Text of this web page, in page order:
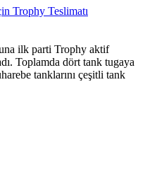
Trophy Teslimatı
ilk parti Trophy aktif
Toplamda dört tank tugaya
tanklarını çeşitli tank